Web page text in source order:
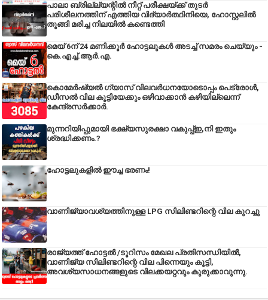
പാലാ ബ്രില്ല്യന്റിൽ നീറ്റ് പരീക്ഷയ്ക്ക് തുടർ
പരിശീലനത്തിന് എത്തിയ വിദ്യാർത്ഥിനിയെ, ഹോസ്റ്റലിൽ
തൂങ്ങി മരിച്ച നിലയിൽ കണ്ടെത്തി
മെയ് 6ന് 24 മണിക്കൂർ ഹോട്ടലുകൾ അടച്ച് സമരം ചെയ്യും -
കെ.എച്ച്.ആർ.എ.
കൊമേർഷ്യൽ ഗ്യാസ് വിലവർധനയോടൊപ്പം പെട്രോൾ,
ഡീസല്‍ വില കൂട്ടിയേക്കും ഒഴിവാക്കാന്‍ കഴിയില്ലെന്ന്
കേന്ദ്രസര്‍ക്കാര്‍.
മുന്നറിയിപ്പുമായി ഭക്ഷ്യസുരക്ഷാ വകുപ്പ്ഇ,നി ഇതും
ശ്രദ്ധിക്കണം.?
ഹോട്ടലുകളിൽ ഈച്ച ഭരണം!
വാണിജ്യാവശ്യത്തിനുള്ള LPG സിലിണ്ടറിന്റെ വില കുറച്ചു
രാജ്യത്ത് ഹോട്ടൽ /ടൂറിസം മേഖല പ്രതിസന്ധിയിൽ,
വാണിജ്യ സിലിണ്ടറിന്റെ വില പിന്നെയും കൂട്ടി,
അവശ്യസാധനങ്ങളുടെ വിലക്കയറ്റവും കുരുക്കാവുന്നു.